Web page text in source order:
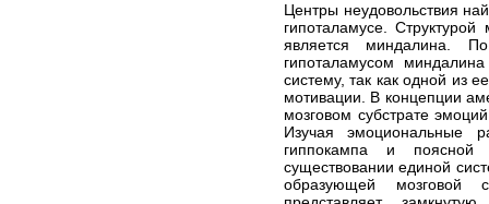
Центры неудовольствия
гипоталамусе.
является миндалина.
гипоталамусом
систему, так как одной из
мотивации. В концепции
мозговом субстрате
Изучая эмоциональные
гиппокампа и
существовании единой
образующей мозговой